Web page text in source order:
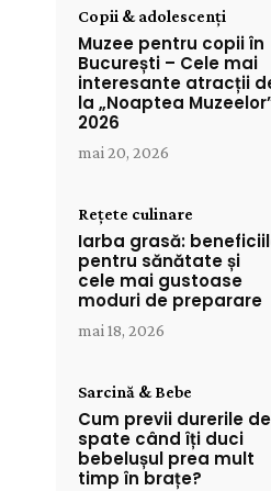
Copii & adolescenți
Muzee pentru copii în
București – Cele mai
interesante atracții
la „Noaptea
2026
mai 20, 2026
Rețete culinare
Iarba grasă:
pentru sănătate și
cele mai gustoase
moduri de preparare
mai 18, 2026
Sarcină & Bebe
Cum previi durerile de
spate când îți duci
bebelușul prea mult
timp în brațe?